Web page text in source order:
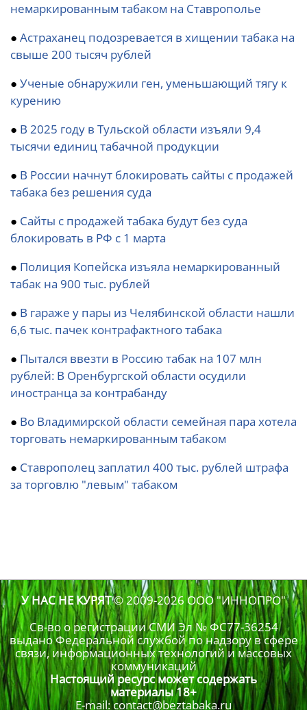
немаркированным табаком на Ставрополье
● Астраханец подозревается в хищении табака на
свыше 200 тысяч рублей
● Ученые обнаружили ген, уменьшающий тягу к
курению
● В 2025 году в Тульской области изъяли 9,4
тысячи единиц табачной продукции
● В России начнут блокировать сайты с продажей
табака без решения суда
● Сайты с продажей табака будут без суда
блокировать в РФ с 1 марта
● Полиция Копейска изъяла немаркированный
табак на 900 тыс. рублей
● В гараже у пары из Челябинской области нашли
6,6 тыс. пачек контрафактного табака
● Пытался ввезти в Россию табак на 107 млн
рублей: В Оренбургской области осудили
иностранца за контрабанду
● Во Владимирской области семейная пара хотела
торговать немаркированным табаком
● Ставрополец заплатил 400 тыс. рублей штрафа
за торговлю "левым" табаком
У НАС НЕ КУРЯТ© 2009-2026ООО "ИННОПРО"
Св-во о регистрации СМИ Эл № ФС77-36254
выдано Федеральной службой по надзору в сфере
связи, информационных технологий и массовых
коммуникаций
Настоящий ресурс может содержать
материалы 18+
E-mail: contact@beztabaka.ru